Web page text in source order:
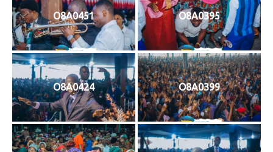
O8A0451 O8A0395
O8A0424 O8A0399